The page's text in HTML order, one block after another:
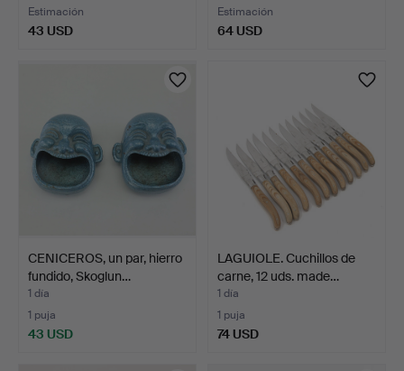
Estimación
43 USD
Estimación
64 USD
CENICEROS, un par, hierro
fundido, Skoglun…
1 día
1 puja
43 USD
LAGUIOLE. Cuchillos de
carne, 12 uds. made…
1 día
1 puja
74 USD